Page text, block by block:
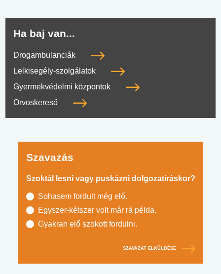
Ha baj van...
Drogambulanciák
Lelkisegély-szolgálatok
Gyermekvédelmi központok
Orvoskereső
Szavazás
Szoktál lesni vagy puskázni dolgozatíráskor?
Sohasem fordult még elő.
Egyszer-kétszer volt már rá példa.
Gyakran elő szokott fordulni.
SZAVAZAT ELKÜLDÉSE